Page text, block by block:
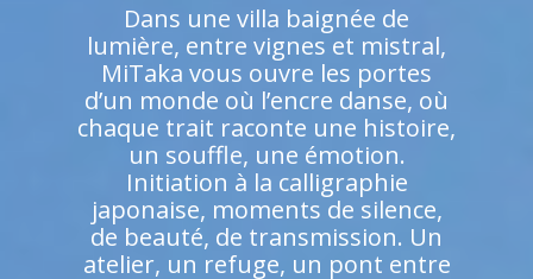
Dans une villa baignée de
lumière, entre vignes et mistral,
MiTaka vous ouvre les portes
d’un monde où l’encre danse, où
chaque trait raconte une histoire,
un souffle, une émotion.
Initiation à la calligraphie
japonaise, moments de silence,
de beauté, de transmission. Un
atelier, un refuge, un pont entre